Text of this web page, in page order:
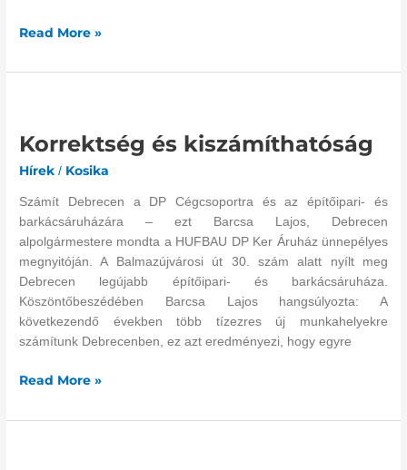
Read More »
Korrektség és kiszámíthatóság
Hírek / Kosika
Számít Debrecen a DP Cégcsoportra és az építőipari- és
barkácsáruházára – ezt Barcsa Lajos, Debrecen
alpolgármestere mondta a HUFBAU DP Ker Áruház ünnepélyes
megnyitóján. A Balmazújvárosi út 30. szám alatt nyílt meg
Debrecen legújabb építőipari- és barkácsáruháza.
Köszöntőbeszédében Barcsa Lajos hangsúlyozta: A
következendő években több tízezres új munkahelyekre
számítunk Debrecenben, ez azt eredményezi, hogy egyre
kiszámíthatóság
Read More »